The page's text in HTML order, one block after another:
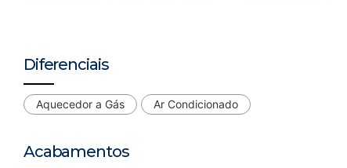
Diferenciais
Aquecedor a Gás Ar Condicionado
Acabamentos